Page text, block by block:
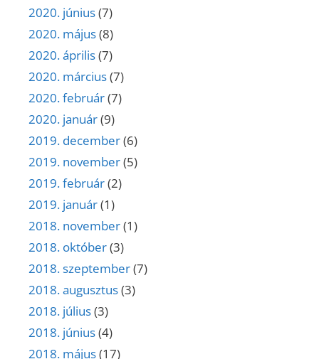
2020. június(7)
2020. május(8)
2020. április(7)
2020. március(7)
2020. február(7)
2020. január(9)
2019. december(6)
2019. november(5)
2019. február(2)
2019. január(1)
2018. november(1)
2018. október(3)
2018. szeptember(7)
2018. augusztus(3)
2018. július(3)
2018. június(4)
2018. május(17)